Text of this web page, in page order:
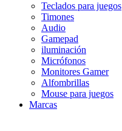
Teclados para juegos
Timones
Audio
Gamepad
iluminación
Micrófonos
Monitores Gamer
Alfombrillas
Mouse para juegos
Marcas